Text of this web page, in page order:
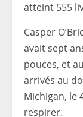
atteint 555
Casper
avait sept
pouces, et
arrivés au
Michigan, le
respirer.